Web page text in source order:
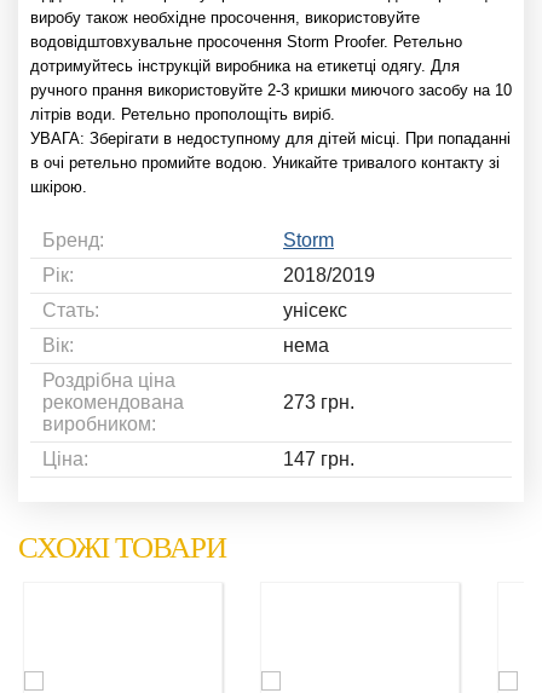
виробу також необхідне просочення, використовуйте
водовідштовхувальне просочення Storm Proofer. Ретельно
дотримуйтесь інструкцій виробника на етикетці одягу. Для
ручного прання використовуйте 2-3 кришки миючого засобу на 10
літрів води. Ретельно прополощіть виріб.
УВАГА: Зберігати в недоступному для дітей місці. При попаданні
в очі ретельно промийте водою. Уникайте тривалого контакту зі
шкірою.
Бренд:
Storm
Рік:
2018/2019
Стать:
унісекс
Вік:
нема
Роздрібна ціна
рекомендована
виробником:
273 грн.
Ціна: 147 грн.
СХОЖІ ТОВАРИ